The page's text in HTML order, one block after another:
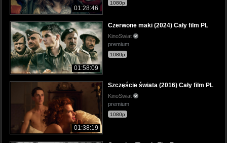
01:28:46
1080p
01:58:09
Czerwone maki (2024) Cały film PL
KinoSwiat
premium
1080p
01:38:19
Szczęście świata (2016) Cały film PL
KinoSwiat
premium
1080p